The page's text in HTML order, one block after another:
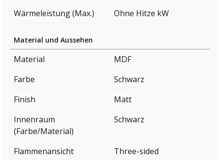
Wärmeleistung (Max.)
Ohne Hitze kW
Material und Aussehen
Material
MDF
Farbe
Schwarz
Finish
Matt
Innenraum
(Farbe/Material)
Schwarz
Flammenansicht
Three-sided